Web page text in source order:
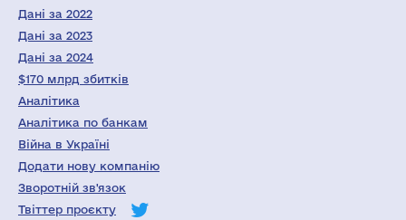
Дані за 2022
Дані за 2023
Дані за 2024
$170 млрд збитків
Аналітика
Аналітика по банкам
Війна в Україні
Додати нову компанію
Зворотній зв'язок
Твіттер проєкту